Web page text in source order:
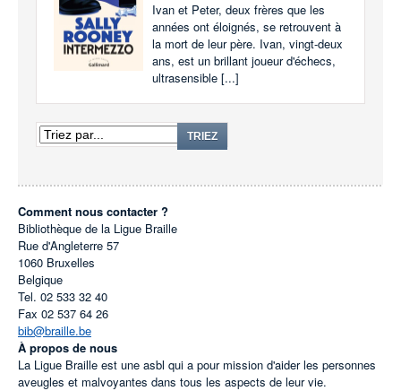
Ivan et Peter, deux frères que les
années ont éloignés, se retrouvent à
la mort de leur père. Ivan, vingt-deux
ans, est un brillant joueur d'échecs,
ultrasensible [...]
TRIEZ
Comment nous contacter ?
Bibliothèque de la Ligue Braille
Rue d'Angleterre 57
1060 Bruxelles
Belgique
Tel. 02 533 32 40
Fax 02 537 64 26
bib@braille.be
À propos de nous
La Ligue Braille est une asbl qui a pour mission d'aider les personnes
aveugles et malvoyantes dans tous les aspects de leur vie.